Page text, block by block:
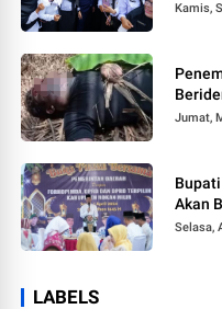
Kamis,
Jumat,
Akan
Selasa,
LABELS